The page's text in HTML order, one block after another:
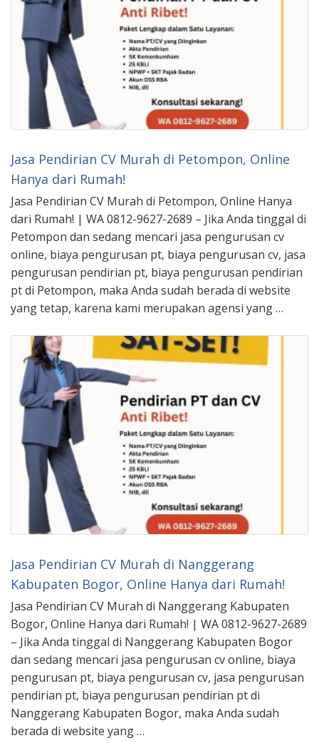
Jasa Pendirian CV Murah di Petompon, Online
Hanya dari Rumah!
Jasa Pendirian CV Murah di Petompon, Online Hanya
dari Rumah! | WA 0812-9627-2689 – Jika Anda tinggal di
Petompon dan sedang mencari jasa pengurusan cv
online, biaya pengurusan pt, biaya pengurusan cv, jasa
pengurusan pendirian pt, biaya pengurusan pendirian
pt di Petompon, maka Anda sudah berada di website
yang tetap, karena kami merupakan agensi yang …
Jasa Pendirian CV Murah di Nanggerang
Kabupaten Bogor, Online Hanya dari Rumah!
Jasa Pendirian CV Murah di Nanggerang Kabupaten
Bogor, Online Hanya dari Rumah! | WA 0812-9627-2689
– Jika Anda tinggal di Nanggerang Kabupaten Bogor
dan sedang mencari jasa pengurusan cv online, biaya
pengurusan pt, biaya pengurusan cv, jasa pengurusan
pendirian pt, biaya pengurusan pendirian pt di
Nanggerang Kabupaten Bogor, maka Anda sudah
berada di website yang …